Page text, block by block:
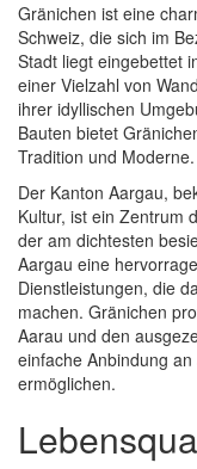
Gränichen ist eine
Schweiz, die sich im
Stadt liegt eingebettet
einer Vielzahl von
ihrer idyllischen
Bauten bietet
Tradition und Moderne.
Der Kanton Aargau,
Kultur, ist ein Zentrum
der am dichtesten
Aargau eine
Dienstleistungen, die
machen. Gränichen
Aarau und den
einfache Anbindung
ermöglichen.